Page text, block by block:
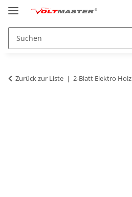
Zurück zur Liste 2-Blatt Elektro Holz